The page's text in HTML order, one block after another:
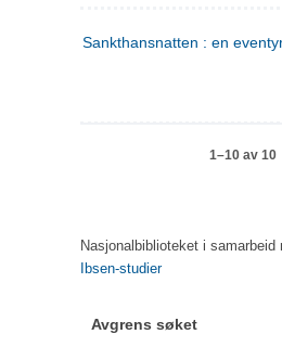
Sankthansnatten : en
1–10 av 10
Nasjonalbiblioteket i samarbeid
Ibsen-studier
Avgrens søket